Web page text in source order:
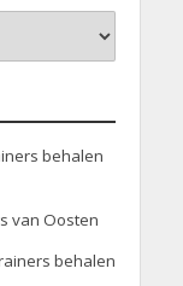
behalen
van Oosten
behalen